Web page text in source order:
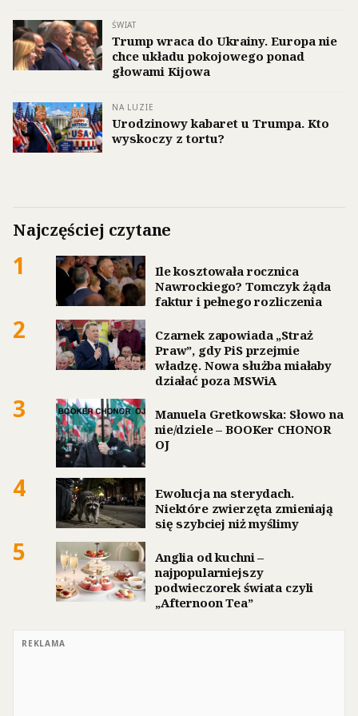
ŚWIAT
Trump wraca do Ukrainy. Europa nie
chce układu pokojowego ponad
głowami Kijowa
NA LUZIE
Urodzinowy kabaret u Trumpa. Kto
wyskoczy z tortu?
Najczęściej czytane
1
Ile kosztowała rocznica
Nawrockiego? Tomczyk żąda
faktur i pełnego rozliczenia
2
Czarnek zapowiada „Straż
Praw”, gdy PiS przejmie
władzę. Nowa służba miałaby
działać poza MSWiA
3
Manuela Gretkowska: Słowo na
nie/dziele – BOOKer CHONOR
OJ
4
Ewolucja na sterydach.
Niektóre zwierzęta zmieniają
się szybciej niż myślimy
5
Anglia od kuchni –
najpopularniejszy
podwieczorek świata czyli
„Afternoon Tea”
REKLAMA